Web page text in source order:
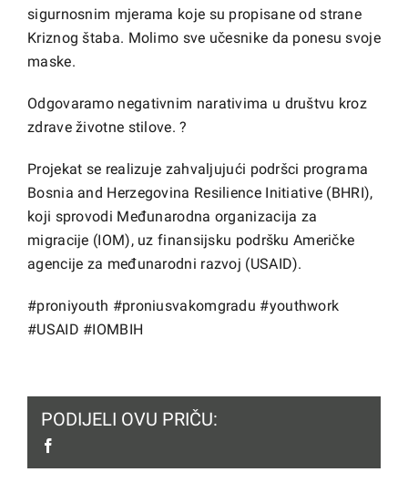
sigurnosnim mjerama koje su propisane od strane
Kriznog štaba. Molimo sve učesnike da ponesu svoje
maske.
Odgovaramo negativnim narativima u društvu kroz
zdrave životne stilove. ?
Projekat se realizuje zahvaljujući podršci programa
Bosnia and Herzegovina Resilience Initiative (BHRI),
koji sprovodi Međunarodna organizacija za
migracije (IOM), uz finansijsku podršku Američke
agencije za međunarodni razvoj (USAID).
#proniyouth #proniusvakomgradu #youthwork
#USAID #IOMBIH
PODIJELI OVU PRIČU: